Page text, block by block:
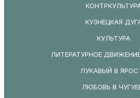
КУЗНЕЦКАЯ
КУЛЬТУРА
ЛИТЕРАТУРНОЕ
ЛУКАВЫЙ В
ЛЮБОВЬ В